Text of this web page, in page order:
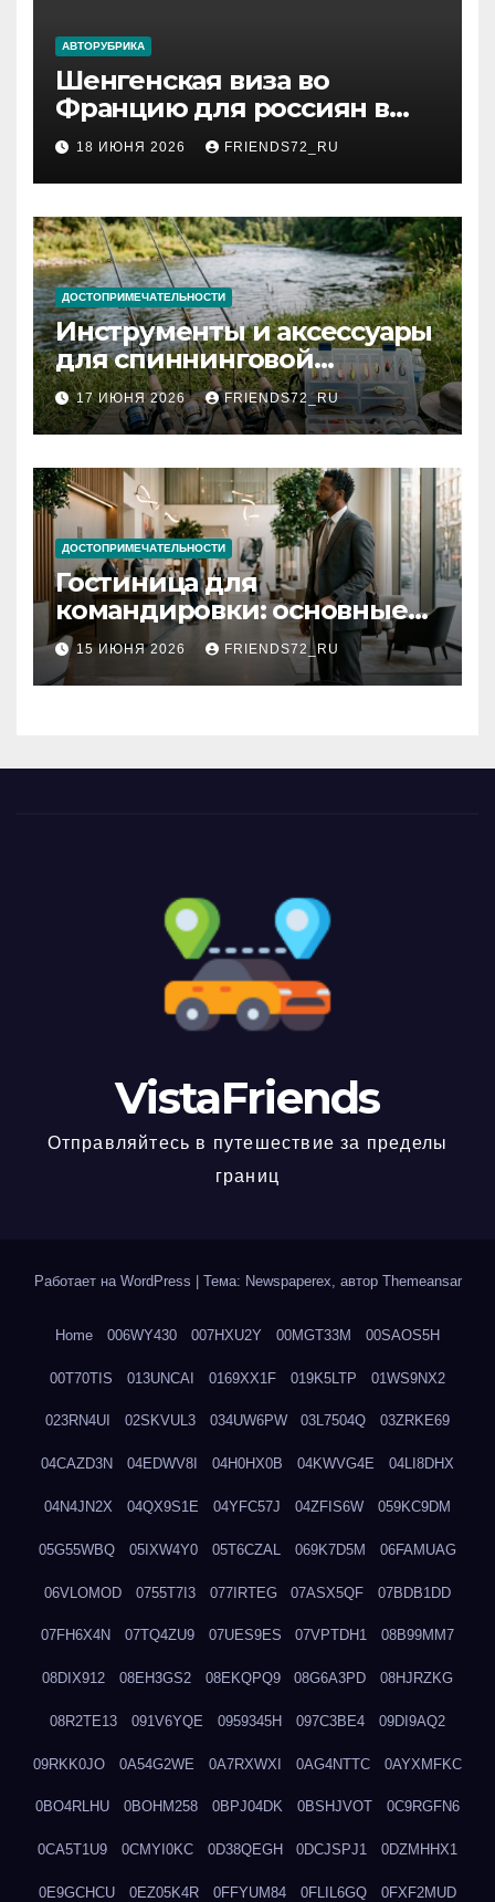
АВТОРУБРИКА
Шенгенская виза во
Францию для россиян в
2026 году: сроки от 3 дней
и список необходимых
документов
18 ИЮНЯ 2026 FRIENDS72_RU
ДОСТОПРИМЕЧАТЕЛЬНОСТИ
Инструменты и аксессуары
для спиннинговой
рыбалки: назначение и
типы
17 ИЮНЯ 2026 FRIENDS72_RU
ДОСТОПРИМЕЧАТЕЛЬНОСТИ
Гостиница для
командировки: основные
критерии выбора
15 ИЮНЯ 2026 FRIENDS72_RU
VistaFriends
Отправляйтесь в путешествие за пределы
границ
Работает на WordPress Тема: Newspaperex, автор Themeansar
Home 006WY430 007HXU2Y 00MGT33M 00SAOS5H
00T70TIS 013UNCAI 0169XX1F 019K5LTP 01WS9NX2
023RN4UI 02SKVUL3 034UW6PW 03L7504Q 03ZRKE69
04CAZD3N 04EDWV8I 04H0HX0B 04KWVG4E 04LI8DHX
04N4JN2X 04QX9S1E 04YFC57J 04ZFIS6W 059KC9DM
05G55WBQ 05IXW4Y0 05T6CZAL 069K7D5M 06FAMUAG
06VLOMOD 0755T7I3 077IRTEG 07ASX5QF 07BDB1DD
07FH6X4N 07TQ4ZU9 07UES9ES 07VPTDH1 08B99MM7
08DIX912 08EH3GS2 08EKQPQ9 08G6A3PD 08HJRZKG
08R2TE13 091V6YQE 0959345H 097C3BE4 09DI9AQ2
09RKK0JO 0A54G2WE 0A7RXWXI 0AG4NTTC 0AYXMFKC
0BO4RLHU 0BOHM258 0BPJ04DK 0BSHJVOT 0C9RGFN6
0CA5T1U9 0CMYI0KC 0D38QEGH 0DCJSPJ1 0DZMHHX1
0E9GCHCU 0EZ05K4R 0FFYUM84 0FLIL6GQ 0FXF2MUD